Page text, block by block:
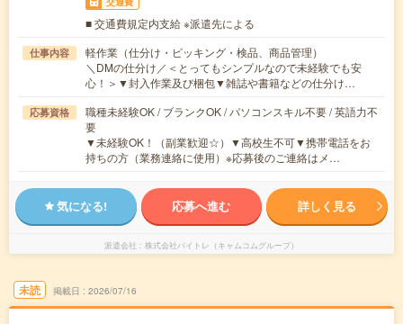
■ 交通費規定内支給 ※派遣先による
仕事内容
軽作業（仕分け・ピッキング・検品、商品管理）
＼DMの仕分け／＜とってもシンプルなので未経験でも安
心！＞▼封入作業及び梱包▼雑誌や書籍などの仕分け…
応募資格
職種未経験OK / ブランクOK / パソコンスキル不要 / 英語力不
要
▼未経験OK！（副業歓迎☆）▼高校生不可▼携帯電話をお
持ちの方（業務連絡に使用）※応募後のご連絡はメ…
気になる! 応募へ進む 詳しく見る
派遣会社 株式会社バイトレ（キャムコムグループ）
未読 掲載日 2026/07/16